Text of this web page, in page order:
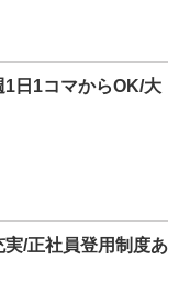
日1コマからOK/大
/正社員登用制度あ